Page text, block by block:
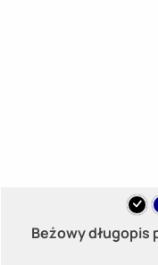
Beżowy długopis